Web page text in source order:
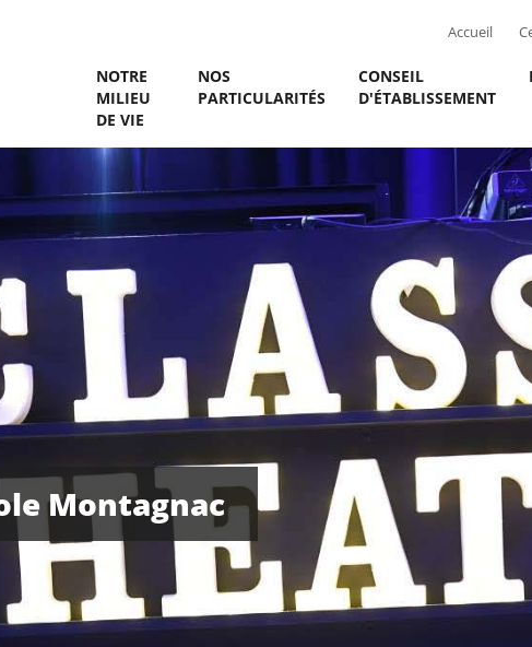
Accueil
NOTRE
MILIEU
DE VIE
NOS
PARTICULARITÉS
CONSEIL
D'ÉTABLISSEMENT
Montagnac